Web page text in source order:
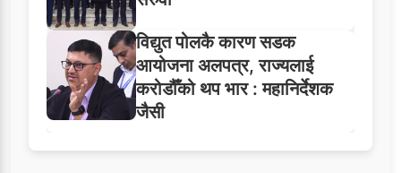
विद्युत पोलकै कारण सडक
आयोजना अलपत्र, राज्यलाई
करोडौँको थप भार : महानिर्देशक
जैसी